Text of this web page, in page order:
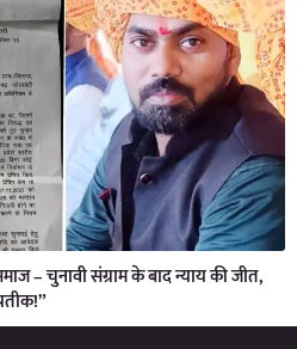
– चुनावी संग्राम के बाद न्याय की जीत,